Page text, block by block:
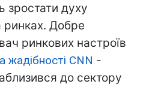
духу
Добре
ринкових настроїв
жадібності CNN -
до сектору